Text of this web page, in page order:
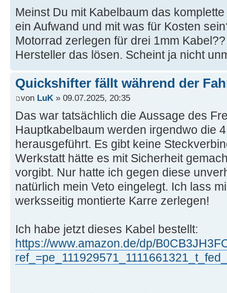
Meinst Du mit Kabelbaum das
ein Aufwand und mit was für Kosten
Motorrad zerlegen für drei 1mm
Hersteller das lösen. Scheint ja nicht
Quickshifter fällt während der
von LuK » 09.07.2025, 20:35
Das war tatsächlich die Aussage des
Hauptkabelbaum werden irgendwo die
herausgeführt. Es gibt keine
Werkstatt hätte es mit Sicherheit
vorgibt. Nur hatte ich gegen diese
natürlich mein Veto eingelegt. Ich lass
werksseitig montierte Karre zerlegen!
Ich habe jetzt dieses Kabel bestellt:
https://www.amazon.de/dp/